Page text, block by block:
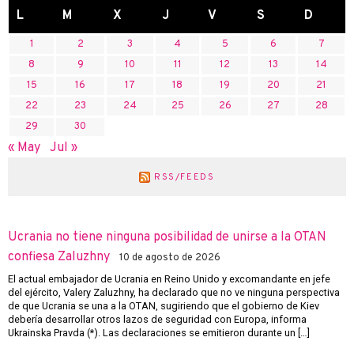
L M X J V S D
1 2 3 4 5 6
7
8
9 10 11 12 13
14
15
16 17 18 19 20
21
22
23 24 25 26 27
28
29
30
« May Jul »
RSS/FEEDS
Ucrania no tiene ninguna posibilidad de unirse a la OTAN
confiesa Zaluzhny
10 de agosto de 2026
El actual embajador de Ucrania en Reino Unido y excomandante en jefe
del ejército, Valery Zaluzhny, ha declarado que no ve ninguna perspectiva
de que Ucrania se una a la OTAN, sugiriendo que el gobierno de Kiev
debería desarrollar otros lazos de seguridad con Europa, informa
Ukrainska Pravda (*). Las declaraciones se emitieron durante un […]